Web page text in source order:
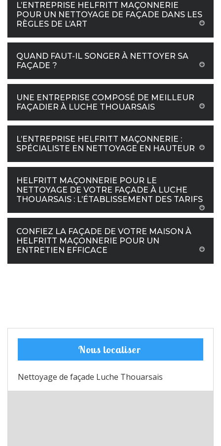
L’ENTREPRISE HELFRITT MAÇONNERIE
POUR UN NETTOYAGE DE FAÇADE DANS LES
RÈGLES DE L’ART
QUAND FAUT-IL SONGER À NETTOYER SA
FAÇADE ?
UNE ENTREPRISE COMPOSÉ DE MEILLEUR
FAÇADIER À LUCHE THOUARSAIS
L’ENTREPRISE HELFRITT MAÇONNERIE :
SPÉCIALISTE EN NETTOYAGE EN HAUTEUR
HELFRITT MAÇONNERIE POUR LE
NETTOYAGE DE VOTRE FAÇADE À LUCHE
THOUARSAIS : L’ÉTABLISSEMENT DES TARIFS
CONFIEZ LA FAÇADE DE VOTRE MAISON À
HELFRITT MAÇONNERIE POUR UN
ENTRETIEN EFFICACE
Nous localiser
Nettoyage de façade Luche Thouarsais